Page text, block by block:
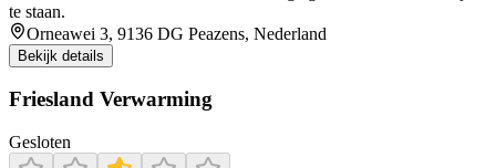
te staan.
Orneawei 3, 9136 DG Peazens, Nederland
Bekijk details
Friesland Verwarming
Gesloten